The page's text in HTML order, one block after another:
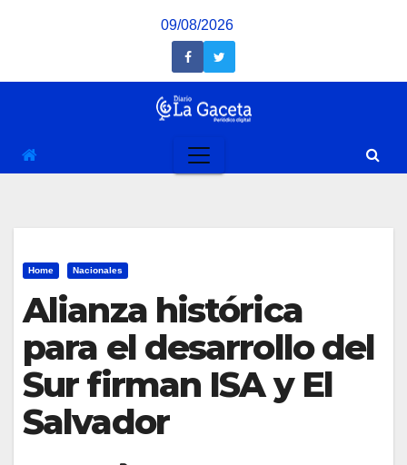
09/08/2026
Home Nacionales
Alianza histórica
para el desarrollo del
Sur firman ISA y El
Salvador